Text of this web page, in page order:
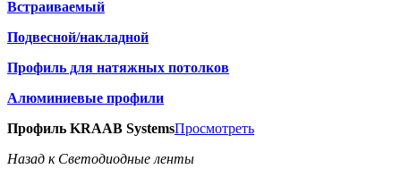
Встраиваемый
Подвесной/накладной
Профиль для натяжных потолков
Алюминиевые профили
Профиль KRAAB SystemsПросмотреть
Назад к Светодиодные ленты